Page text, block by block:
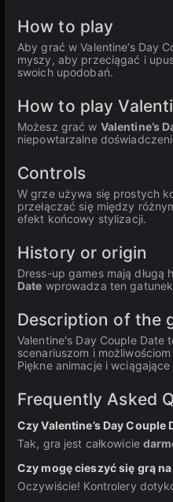
How to play
Aby grać w Valentine’s Day
myszy, aby przeciągać i
swoich upodobań.
How to play
Możesz grać w Valentine’s
niepowtarzalne
Controls
W grze używa się prostych
przełączać się między
efekt końcowy stylizacji.
History or origin
Dress-up games mają długą
Date wprowadza ten
Description of the
Valentine's Day Couple
scenariuszom i
Piękne animacje i
Frequently Asked
Czy Valentine’s Day
Tak, gra jest całkowicie
Czy mogę cieszyć się grą
Oczywiście! Kontrolery